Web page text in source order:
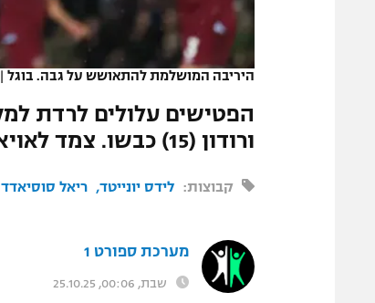
היריבה המושלמת להתאושש על גבה. בוגל |
ורודון (15) כבשו. צמד לאויארסבאל ב-1:2 על סביליה
קבוצות: לידס יונייטד ריאל סוסיאדד
מערכת ספורט 1
שבת, 00:06, 25.10.25